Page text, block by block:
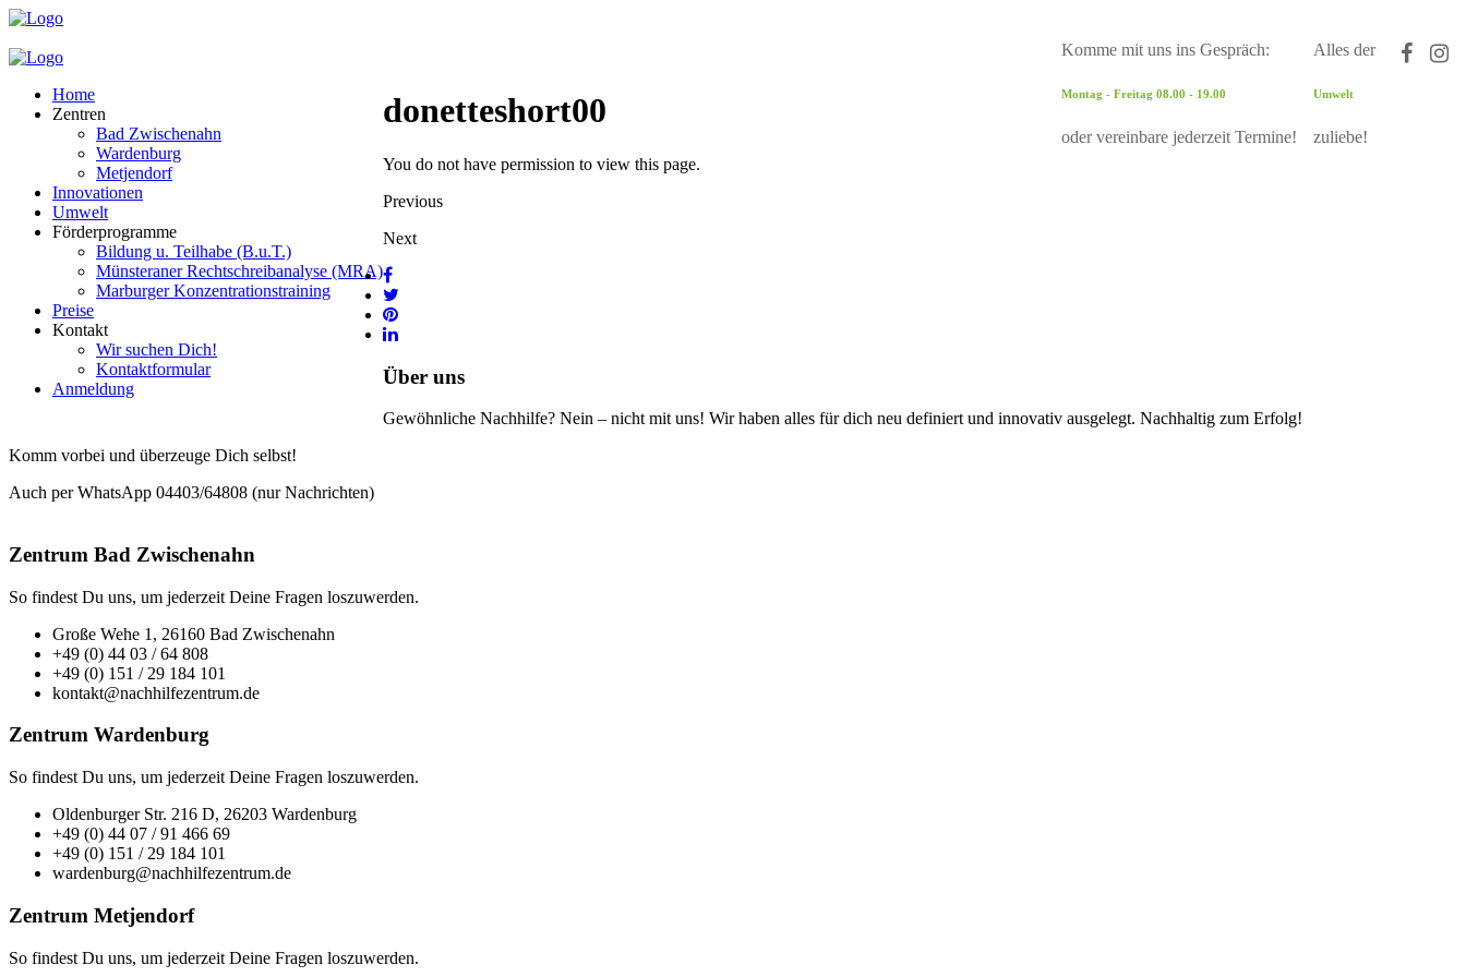
Alles der
Umwelt
zuliebe!
Komme mit uns ins Gespräch:
Montag - Freitag 08.00 - 19.00
oder vereinbare jederzeit Termine!
Home
Zentren
Bad Zwischenahn
Wardenburg
Metjendorf
Innovationen
Umwelt
Förderprogramme
Bildung u. Teilhabe (B.u.T.)
Münsteraner Rechtschreibanalyse (MRA)
Marburger Konzentrationstraining
Preise
Kontakt
Wir suchen Dich!
Kontaktformular
Anmeldung
donetteshort00
You do not have permission to view this page.
Previous
Next
Über uns
Gewöhnliche Nachhilfe? Nein – nicht mit uns! Wir haben alles für dich neu definiert und innovativ ausgelegt. Nachhaltig zum Erfolg!
Komm vorbei und überzeuge Dich selbst!
Auch per WhatsApp 04403/64808 (nur Nachrichten)
Zentrum Bad Zwischenahn
So findest Du uns, um jederzeit Deine Fragen loszuwerden.
Große Wehe 1, 26160 Bad Zwischenahn
+49 (0) 44 03 / 64 808
+49 (0) 151 / 29 184 101
kontakt@nachhilfezentrum.de
Zentrum Wardenburg
So findest Du uns, um jederzeit Deine Fragen loszuwerden.
Oldenburger Str. 216 D, 26203 Wardenburg
+49 (0) 44 07 / 91 466 69
+49 (0) 151 / 29 184 101
wardenburg@nachhilfezentrum.de
Zentrum Metjendorf
So findest Du uns, um jederzeit Deine Fragen loszuwerden.